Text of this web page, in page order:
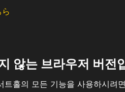
않는 브라우저 버전
트홀의 모든 기능을 사용하시려